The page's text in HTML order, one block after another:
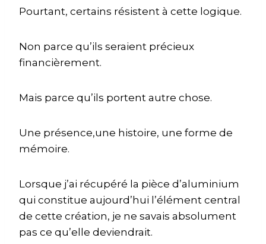
Pourtant, certains résistent à cette logique.
Non parce qu’ils seraient précieux
financièrement.
Mais parce qu’ils portent autre chose.
Une présence,une histoire, une forme de
mémoire.
Lorsque j’ai récupéré la pièce d’aluminium
qui constitue aujourd’hui l’élément central
de cette création, je ne savais absolument
pas ce qu’elle deviendrait.